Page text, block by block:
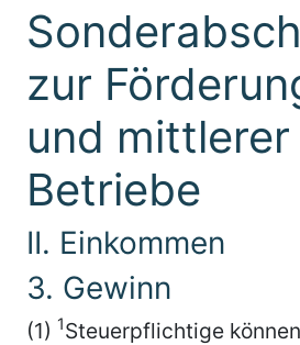
zur
und mittlerer
Betriebe
II. Einkommen
3. Gewinn
(1) 1Steuerpflichtige